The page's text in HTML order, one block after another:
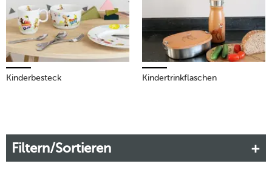
Kinderbesteck Kindertrinkflaschen
Filtern/Sortieren